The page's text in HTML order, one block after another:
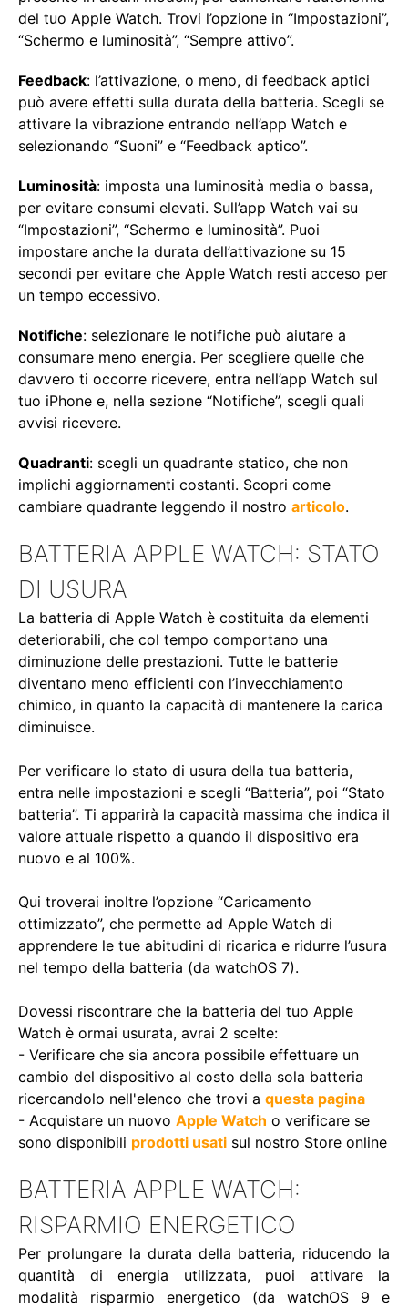
del tuo Apple Watch. Trovi l’opzione in “Impostazioni”,
“Schermo e luminosità”, “Sempre attivo”.
Feedback: l’attivazione, o meno, di feedback aptici
può avere effetti sulla durata della batteria. Scegli se
attivare la vibrazione entrando nell’app Watch e
selezionando “Suoni” e “Feedback aptico”.
Luminosità: imposta una luminosità media o bassa,
per evitare consumi elevati. Sull’app Watch vai su
“Impostazioni”, “Schermo e luminosità”. Puoi
impostare anche la durata dell’attivazione su 15
secondi per evitare che Apple Watch resti acceso per
un tempo eccessivo.
Notifiche: selezionare le notifiche può aiutare a
consumare meno energia. Per scegliere quelle che
davvero ti occorre ricevere, entra nell’app Watch sul
tuo iPhone e, nella sezione “Notifiche”, scegli quali
avvisi ricevere.
Quadranti: scegli un quadrante statico, che non
implichi aggiornamenti costanti. Scopri come
cambiare quadrante leggendo il nostro articolo.
BATTERIA APPLE WATCH: STATO
DI USURA
La batteria di Apple Watch è costituita da elementi
deteriorabili, che col tempo comportano una
diminuzione delle prestazioni. Tutte le batterie
diventano meno efficienti con l’invecchiamento
chimico, in quanto la capacità di mantenere la carica
diminuisce.
Per verificare lo stato di usura della tua batteria,
entra nelle impostazioni e scegli “Batteria”, poi “Stato
batteria”. Ti apparirà la capacità massima che indica il
valore attuale rispetto a quando il dispositivo era
nuovo e al 100%.
Qui troverai inoltre l’opzione “Caricamento
ottimizzato”, che permette ad Apple Watch di
apprendere le tue abitudini di ricarica e ridurre l’usura
nel tempo della batteria (da watchOS 7).
Dovessi riscontrare che la batteria del tuo Apple
Watch è ormai usurata, avrai 2 scelte:
- Verificare che sia ancora possibile effettuare un
cambio del dispositivo al costo della sola batteria
ricercandolo nell'elenco che trovi a questa pagina
- Acquistare un nuovo Apple Watch o verificare se
sono disponibili prodotti usati sul nostro Store online
BATTERIA APPLE WATCH:
RISPARMIO ENERGETICO
Per prolungare la durata della batteria, riducendo la
quantità di energia utilizzata, puoi attivare la
modalità risparmio energetico (da watchOS 9 e